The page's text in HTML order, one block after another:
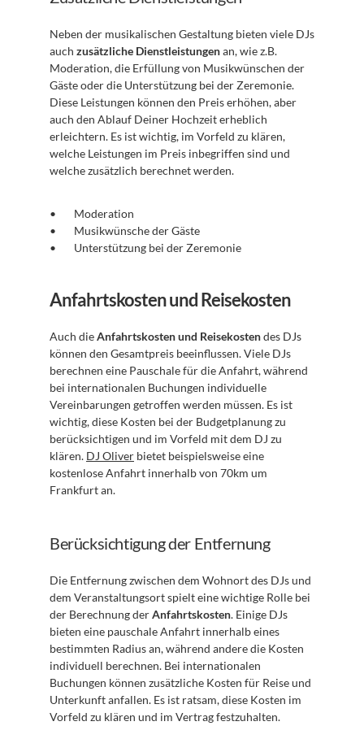
Neben der musikalischen Gestaltung bieten viele DJs
auch zusätzliche Dienstleistungen an, wie z.B.
Moderation, die Erfüllung von Musikwünschen der
Gäste oder die Unterstützung bei der Zeremonie.
Diese Leistungen können den Preis erhöhen, aber
auch den Ablauf Deiner Hochzeit erheblich
erleichtern. Es ist wichtig, im Vorfeld zu klären,
welche Leistungen im Preis inbegriffen sind und
welche zusätzlich berechnet werden.
Moderation
Musikwünsche der Gäste
Unterstützung bei der Zeremonie
Anfahrtskosten und Reisekosten
Auch die Anfahrtskosten und Reisekosten des DJs
können den Gesamtpreis beeinflussen. Viele DJs
berechnen eine Pauschale für die Anfahrt, während
bei internationalen Buchungen individuelle
Vereinbarungen getroffen werden müssen. Es ist
wichtig, diese Kosten bei der Budgetplanung zu
berücksichtigen und im Vorfeld mit dem DJ zu
klären. DJ Oliver bietet beispielsweise eine
kostenlose Anfahrt innerhalb von 70km um
Frankfurt an.
Berücksichtigung der Entfernung
Die Entfernung zwischen dem Wohnort des DJs und
dem Veranstaltungsort spielt eine wichtige Rolle bei
der Berechnung der Anfahrtskosten. Einige DJs
bieten eine pauschale Anfahrt innerhalb eines
bestimmten Radius an, während andere die Kosten
individuell berechnen. Bei internationalen
Buchungen können zusätzliche Kosten für Reise und
Unterkunft anfallen. Es ist ratsam, diese Kosten im
Vorfeld zu klären und im Vertrag festzuhalten.